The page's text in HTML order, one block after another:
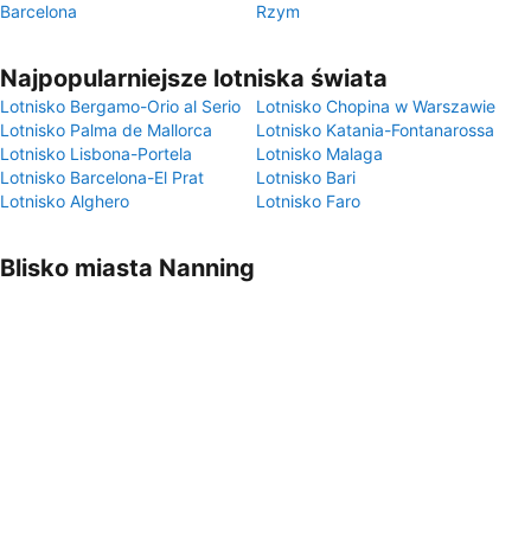
Barcelona
Rzym
Najpopularniejsze lotniska świata
Lotnisko Bergamo-Orio al Serio
Lotnisko Chopina w Warszawie
Lotnisko Palma de Mallorca
Lotnisko Katania-Fontanarossa
Lotnisko Lisbona-Portela
Lotnisko Malaga
Lotnisko Barcelona-El Prat
Lotnisko Bari
Lotnisko Alghero
Lotnisko Faro
Blisko miasta Nanning